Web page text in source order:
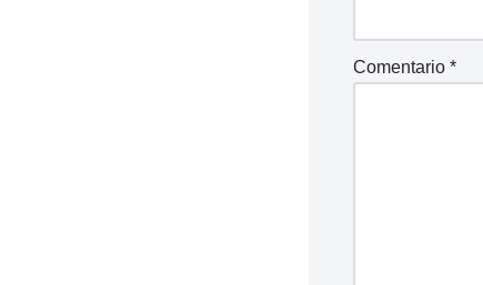
Comentario *